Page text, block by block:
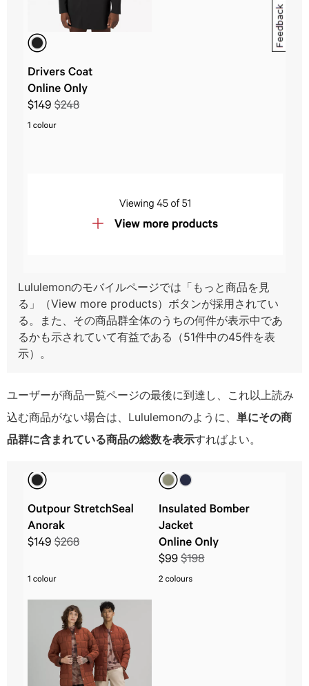
Lululemonのモバイルページでは「もっと商品を見
る」（View more products）ボタンが採用されてい
る。また、その商品群全体のうちの何件が表示中であ
るかも示されていて有益である（51件中の45件を表
示）。
ユーザーが商品一覧ページの最後に到達し、これ以上読み
込む商品がない場合は、Lululemonのように、 単にその商
品群に含まれている商品の総数を表示すればよい。